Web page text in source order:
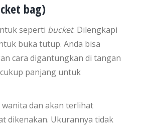
bag)
seperti bucket. Dilengkapi
buka tutup. Anda bisa
cara digantungkan di tangan
panjang untuk
dan akan terlihat
dikenakan. Ukurannya tidak